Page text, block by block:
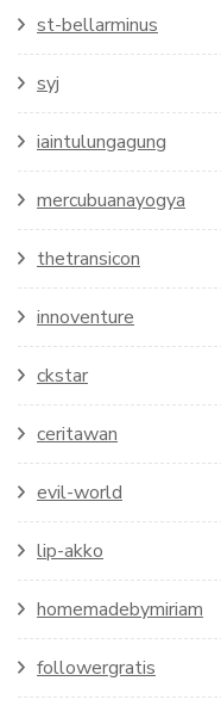
st-bellarminus
syj
iaintulungagung
mercubuanayogya
thetransicon
innoventure
ckstar
ceritawan
evil-world
lip-akko
homemadebymiriam
followergratis